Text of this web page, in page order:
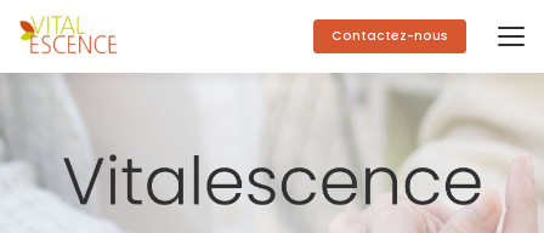
Aller
au
contenu
principal
Contactez-nous